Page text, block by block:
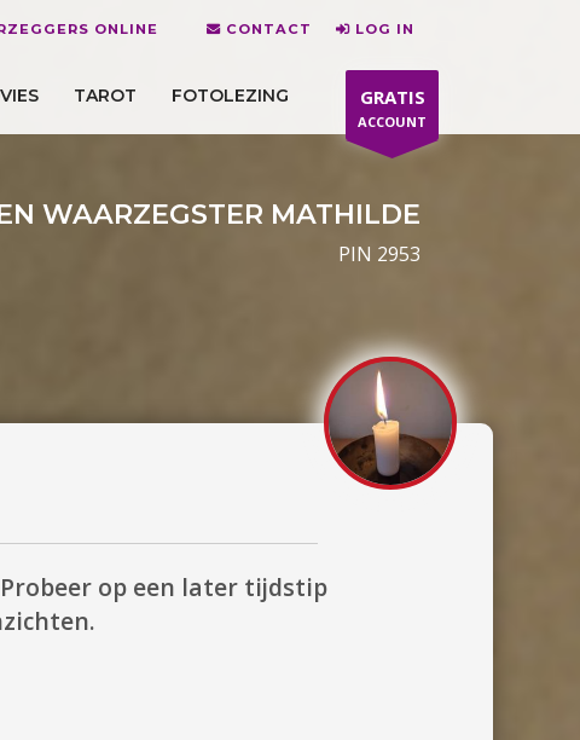
ONLINE CONTACT LOG IN
TAROT FOTOLEZING GRATIS
ACCOUNT
WAARZEGSTER MATHILDE
PIN 2953
Probeer op een later tijdstip